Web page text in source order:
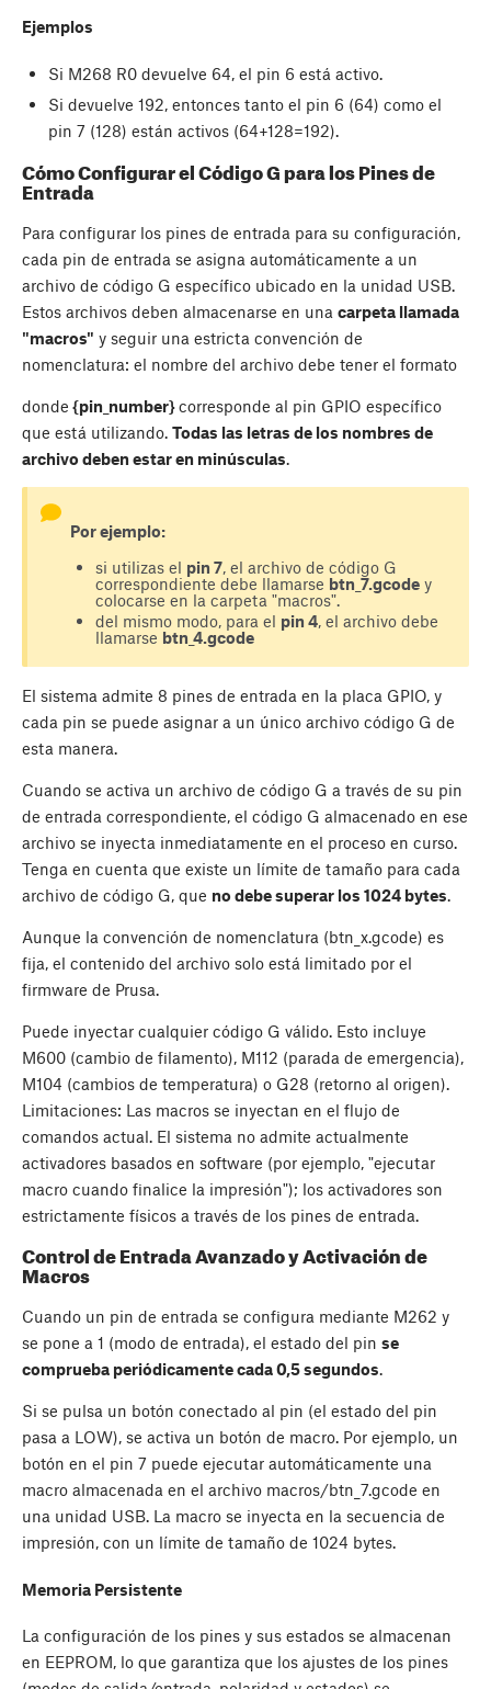
Ejemplos
Si M268 R0 devuelve 64, el pin 6 está activo.
Si devuelve 192, entonces tanto el pin 6 (64) como el
pin 7 (128) están activos (64+128=192).
Cómo Configurar el Código G para los Pines de
Entrada
Para configurar los pines de entrada para su configuración,
cada pin de entrada se asigna automáticamente a un
archivo de código G específico ubicado en la unidad USB.
Estos archivos deben almacenarse en una carpeta llamada
"macros" y seguir una estricta convención de
nomenclatura: el nombre del archivo debe tener el formato
donde {pin_number}corresponde al pin GPIO específico
que está utilizando. Todas las letras de los nombres de
archivo deben estar en minúsculas.
Por ejemplo:
si utilizas el pin 7, el archivo de código G
correspondiente debe llamarse btn_7.gcode y
colocarse en la carpeta "macros".
del mismo modo, para el pin 4, el archivo debe
llamarse btn_4.gcode
El sistema admite 8 pines de entrada en la placa GPIO, y
cada pin se puede asignar a un único archivo código G de
esta manera.
Cuando se activa un archivo de código G a través de su pin
de entrada correspondiente, el código G almacenado en ese
archivo se inyecta inmediatamente en el proceso en curso.
Tenga en cuenta que existe un límite de tamaño para cada
archivo de código G, que no debe superar los 1024 bytes
Aunque la convención de nomenclatura (btn_x.gcode) es
fija, el contenido del archivo solo está limitado por el
firmware de Prusa.
Puede inyectar cualquier código G válido. Esto incluye
M600 (cambio de filamento), M112 (parada de emergencia),
M104 (cambios de temperatura) o G28 (retorno al origen).
Limitaciones: Las macros se inyectan en el flujo de
comandos actual. El sistema no admite actualmente
activadores basados en software (por ejemplo, "ejecutar
macro cuando finalice la impresión"); los activadores son
estrictamente físicos a través de los pines de entrada.
Control de Entrada Avanzado y Activación de
Macros
Cuando un pin de entrada se configura mediante M262 y
se pone a 1 (modo de entrada), el estado del pin se
comprueba periódicamente cada 0,5 segundos.
Si se pulsa un botón conectado al pin (el estado del pin
pasa a LOW), se activa un botón de macro. Por ejemplo, un
botón en el pin 7 puede ejecutar automáticamente una
macro almacenada en el archivo macros/btn_7.gcode en
una unidad USB. La macro se inyecta en la secuencia de
impresión, con un límite de tamaño de 1024 bytes.
Memoria Persistente
La configuración de los pines y sus estados se almacenan
en EEPROM, lo que garantiza que los ajustes de los pines